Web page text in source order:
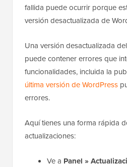
fallida puede ocurrir porque
versión desactualizada de
Una versión desactualizada
puede contener errores que
funcionalidades, incluida la
última versión de WordPress
errores.
Aquí tienes una forma rápida
actualizaciones:
Ve a Panel »